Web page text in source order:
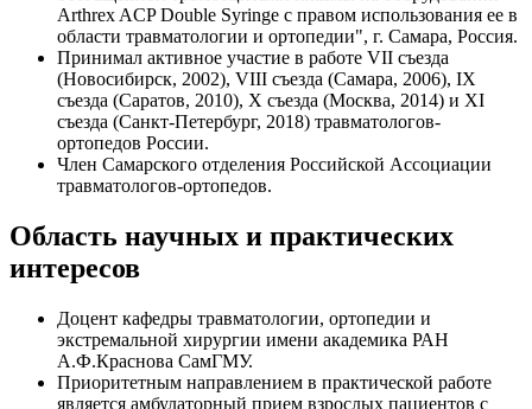
Arthrex ACP Double Syringe с правом использования ее в
области травматологии и ортопедии", г. Самара, Россия.
Принимал активное участие в работе VII съезда
(Новосибирск, 2002), VIII съезда (Самара, 2006), IX
съезда (Саратов, 2010), X съезда (Москва, 2014) и XI
съезда (Санкт-Петербург, 2018) травматологов-
ортопедов России.
Член Самарского отделения Российской Ассоциации
травматологов-ортопедов.
Область научных и практических
интересов
Доцент кафедры травматологии, ортопедии и
экстремальной хирургии имени академика РАН
А.Ф.Краснова СамГМУ.
Приоритетным направлением в практической работе
является амбулаторный прием взрослых пациентов с